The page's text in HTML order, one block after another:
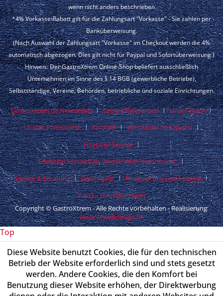
wenn nicht anders beschrieben
*4% Vorkasse-Rabatt gilt für die Zahlungsart "Vorkasse" - Sie zahlen per
Banküberweisung.
(Nach Auswahl der Zahlungsart "Vorkasse" im Checkout werden die 4%
automatisch abgezogen. Dies gilt nicht für Paypal und Sofortüberweisung.)
Hinweis: Der GastroXtrem Online-Shop beliefert ausschließlich
Unternehmen im Sinne des § 14 BGB (gewerbliche Betriebe),
Selbstständige, Vereine, Behörden, betriebliche und soziale Einrichtungen.
GastroXtrem.de Newsletter Unsere Referenzen
Unser Team
Unsere Philosophie
Kontakt
Wir planen Ihre Küche
Ersatzteil-Service
Edelstahl Sonderbau „immer eine Idee voraus!“
Service & Beratung
Downloads
Finanzierung und Leasing
F.A.Q. - Häufige Fragen
Copyright © GastroXtrem - Alle Rechte vorbehalten - Realisierung:
www.77webdesign.de
Top
Diese Website benutzt Cookies, die für den technischen
Betrieb der Website erforderlich sind und stets gesetzt
werden. Andere Cookies, die den Komfort bei
Benutzung dieser Website erhöhen, der Direktwerbung